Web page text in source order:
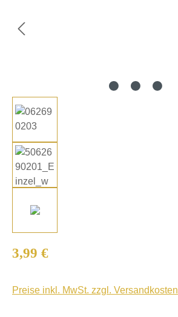
Regulärer Preis:
3,99 €
Preise inkl. MwSt. zzgl. Versandkosten